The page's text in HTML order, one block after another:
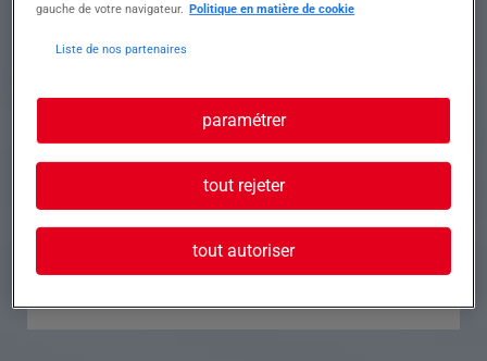
Tél.
Postuler à cette offre
gauche de votre navigateur. Politique en matière de cookie
Liste de nos partenaires
paramétrer
tout rejeter
tout autoriser